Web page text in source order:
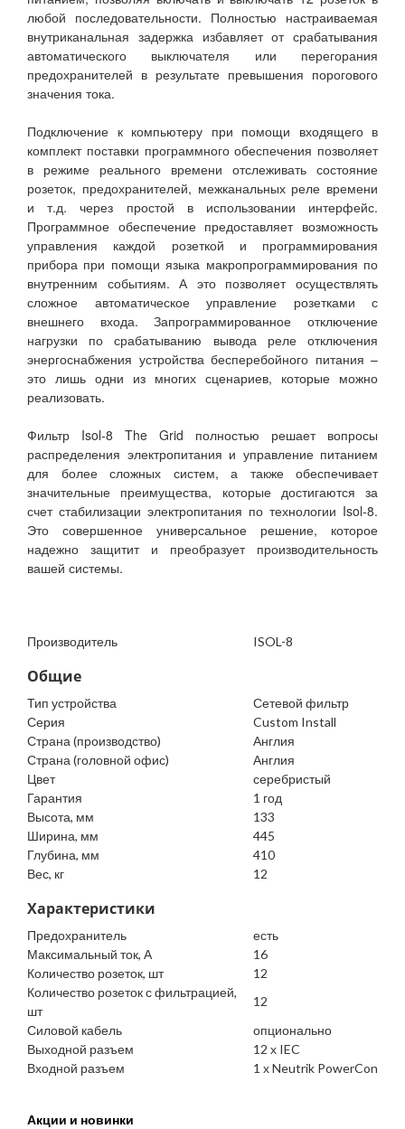
любой последовательности. Полностью настраиваемая
внутриканальная задержка избавляет от срабатывания
автоматического выключателя или перегорания
предохранителей в результате превышения порогового
значения тока.
Подключение к компьютеру при помощи входящего в
комплект поставки программного обеспечения позволяет
в режиме реального времени отслеживать состояние
розеток, предохранителей, межканальных реле времени
и т.д. через простой в использовании интерфейс.
Программное обеспечение предоставляет возможность
управления каждой розеткой и программирования
прибора при помощи языка макропрограммирования по
внутренним событиям. А это позволяет осуществлять
сложное автоматическое управление розетками с
внешнего входа. Запрограммированное отключение
нагрузки по срабатыванию вывода реле отключения
энергоснабжения устройства бесперебойного питания –
это лишь одни из многих сценариев, которые можно
реализовать.
Фильтр Isol-8 The Grid полностью решает вопросы
распределения электропитания и управление питанием
для более сложных систем, а также обеспечивает
значительные преимущества, которые достигаются за
счет стабилизации электропитания по технологии Isol-8.
Это совершенное универсальное решение, которое
надежно защитит и преобразует производительность
вашей системы.
Производитель ISOL-8
Общие
Тип устройства
Сетевой фильтр
Серия
Custom Install
Страна (производство)
Англия
Страна (головной офис)
Англия
Цвет
серебристый
Гарантия
1 год
Высота, мм
133
Ширина, мм
445
Глубина, мм
410
Вес, кг
12
Характеристики
Предохранитель
есть
Максимальный ток, А
16
Количество розеток, шт
12
Количество розеток с фильтрацией,
шт
12
Силовой кабель
опционально
Выходной разъем
12 х IEC
Входной разъем
1 х Neutrik PowerCon
Акции и новинки